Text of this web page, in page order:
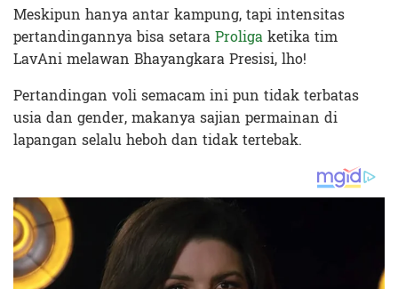
Meskipun hanya antar kampung, tapi intensitas
pertandingannya bisa setaraProligaketika tim
LavAni melawan Bhayangkara Presisi, lho!
Pertandingan voli semacam ini pun tidak terbatas
usia dan gender, makanya sajian permainan di
lapangan selalu heboh dan tidak tertebak.